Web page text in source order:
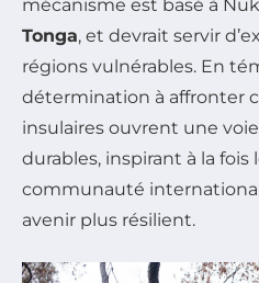
mécanisme est basé à
Tonga, et devrait servir
régions vulnérables. En
détermination à affronter
insulaires ouvrent une
durables, inspirant à la
communauté
avenir plus résilient.